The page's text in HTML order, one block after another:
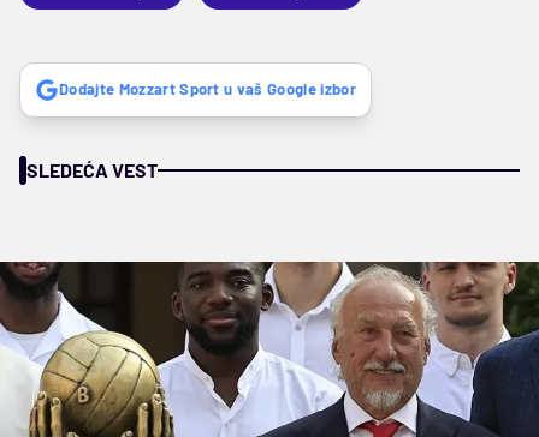
Dodajte Mozzart Sport u vaš Google izbor
SLEDEĆA VEST